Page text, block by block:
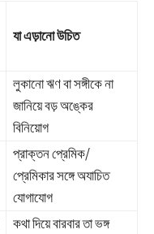
যা এড়ানো উচিত
লুকানো ঋণ বা সঙ্গীকে না
জানিয়ে বড় অঙ্কের
বিনিয়োগ
প্রাক্তন প্রেমিক/
প্রেমিকার সঙ্গে অযাচিত
যোগাযোগ
কথা দিয়ে বারবার তা ভঙ্গ